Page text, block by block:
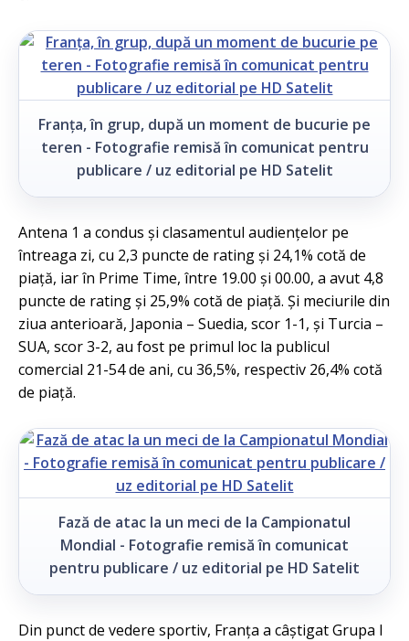
Franța, în grup, după un moment de bucurie pe
teren - Fotografie remisă în comunicat pentru
publicare / uz editorial pe HD Satelit
Antena 1 a condus și clasamentul audiențelor pe
întreaga zi, cu 2,3 puncte de rating și 24,1% cotă de
piață, iar în Prime Time, între 19.00 și 00.00, a avut 4,8
puncte de rating și 25,9% cotă de piață. Și meciurile din
ziua anterioară, Japonia – Suedia, scor 1-1, și Turcia –
SUA, scor 3-2, au fost pe primul loc la publicul
comercial 21-54 de ani, cu 36,5%, respectiv 26,4% cotă
de piață.
Fază de atac la un meci de la Campionatul
Mondial - Fotografie remisă în comunicat
pentru publicare / uz editorial pe HD Satelit
Din punct de vedere sportiv, Franța a câștigat Grupa I